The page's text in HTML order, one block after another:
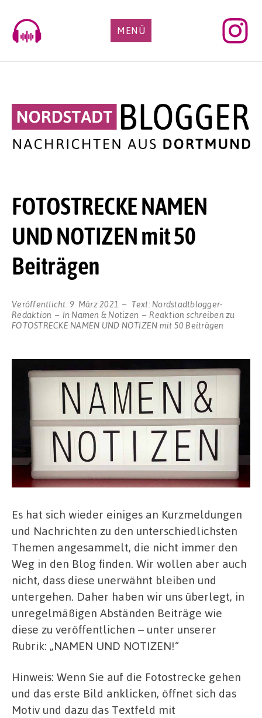
content
MENÜ
FOTOSTRECKE NAMEN
UND NOTIZEN mit 50
Beiträgen
Veröffentlicht: 9. März 2021 Text: Nordstadtblogger-
Redaktion
In Namen & Notizen Reaktion schreiben zu
FOTOSTRECKE NAMEN UND NOTIZEN mit 50 Beiträgen
Es hat sich wieder einiges an Kurzmeldungen
und Nachrichten zu den unterschiedlichsten
Themen angesammelt, die nicht immer den
Weg in den Blog finden. Wir wollen aber auch
nicht, dass diese unerwähnt bleiben und
untergehen. Daher haben wir uns überlegt, in
unregelmäßigen Abständen Beiträge wie
diese zu veröffentlichen – unter unserer
Rubrik: „NAMEN UND NOTIZEN!“
Hinweis: Wenn Sie auf die Fotostrecke gehen
und das erste Bild anklicken, öffnet sich das
Motiv und dazu das Textfeld mit